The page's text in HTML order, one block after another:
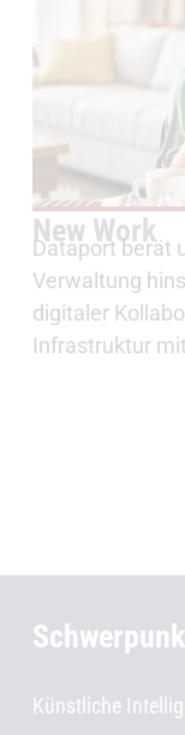
New Work
Dataport berät
Verwaltung
digitaler
Infrastruktur
Künstliche